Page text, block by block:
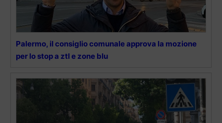
Palermo, il consiglio comunale approva la mozione
per lo stop a ztl e zone blu